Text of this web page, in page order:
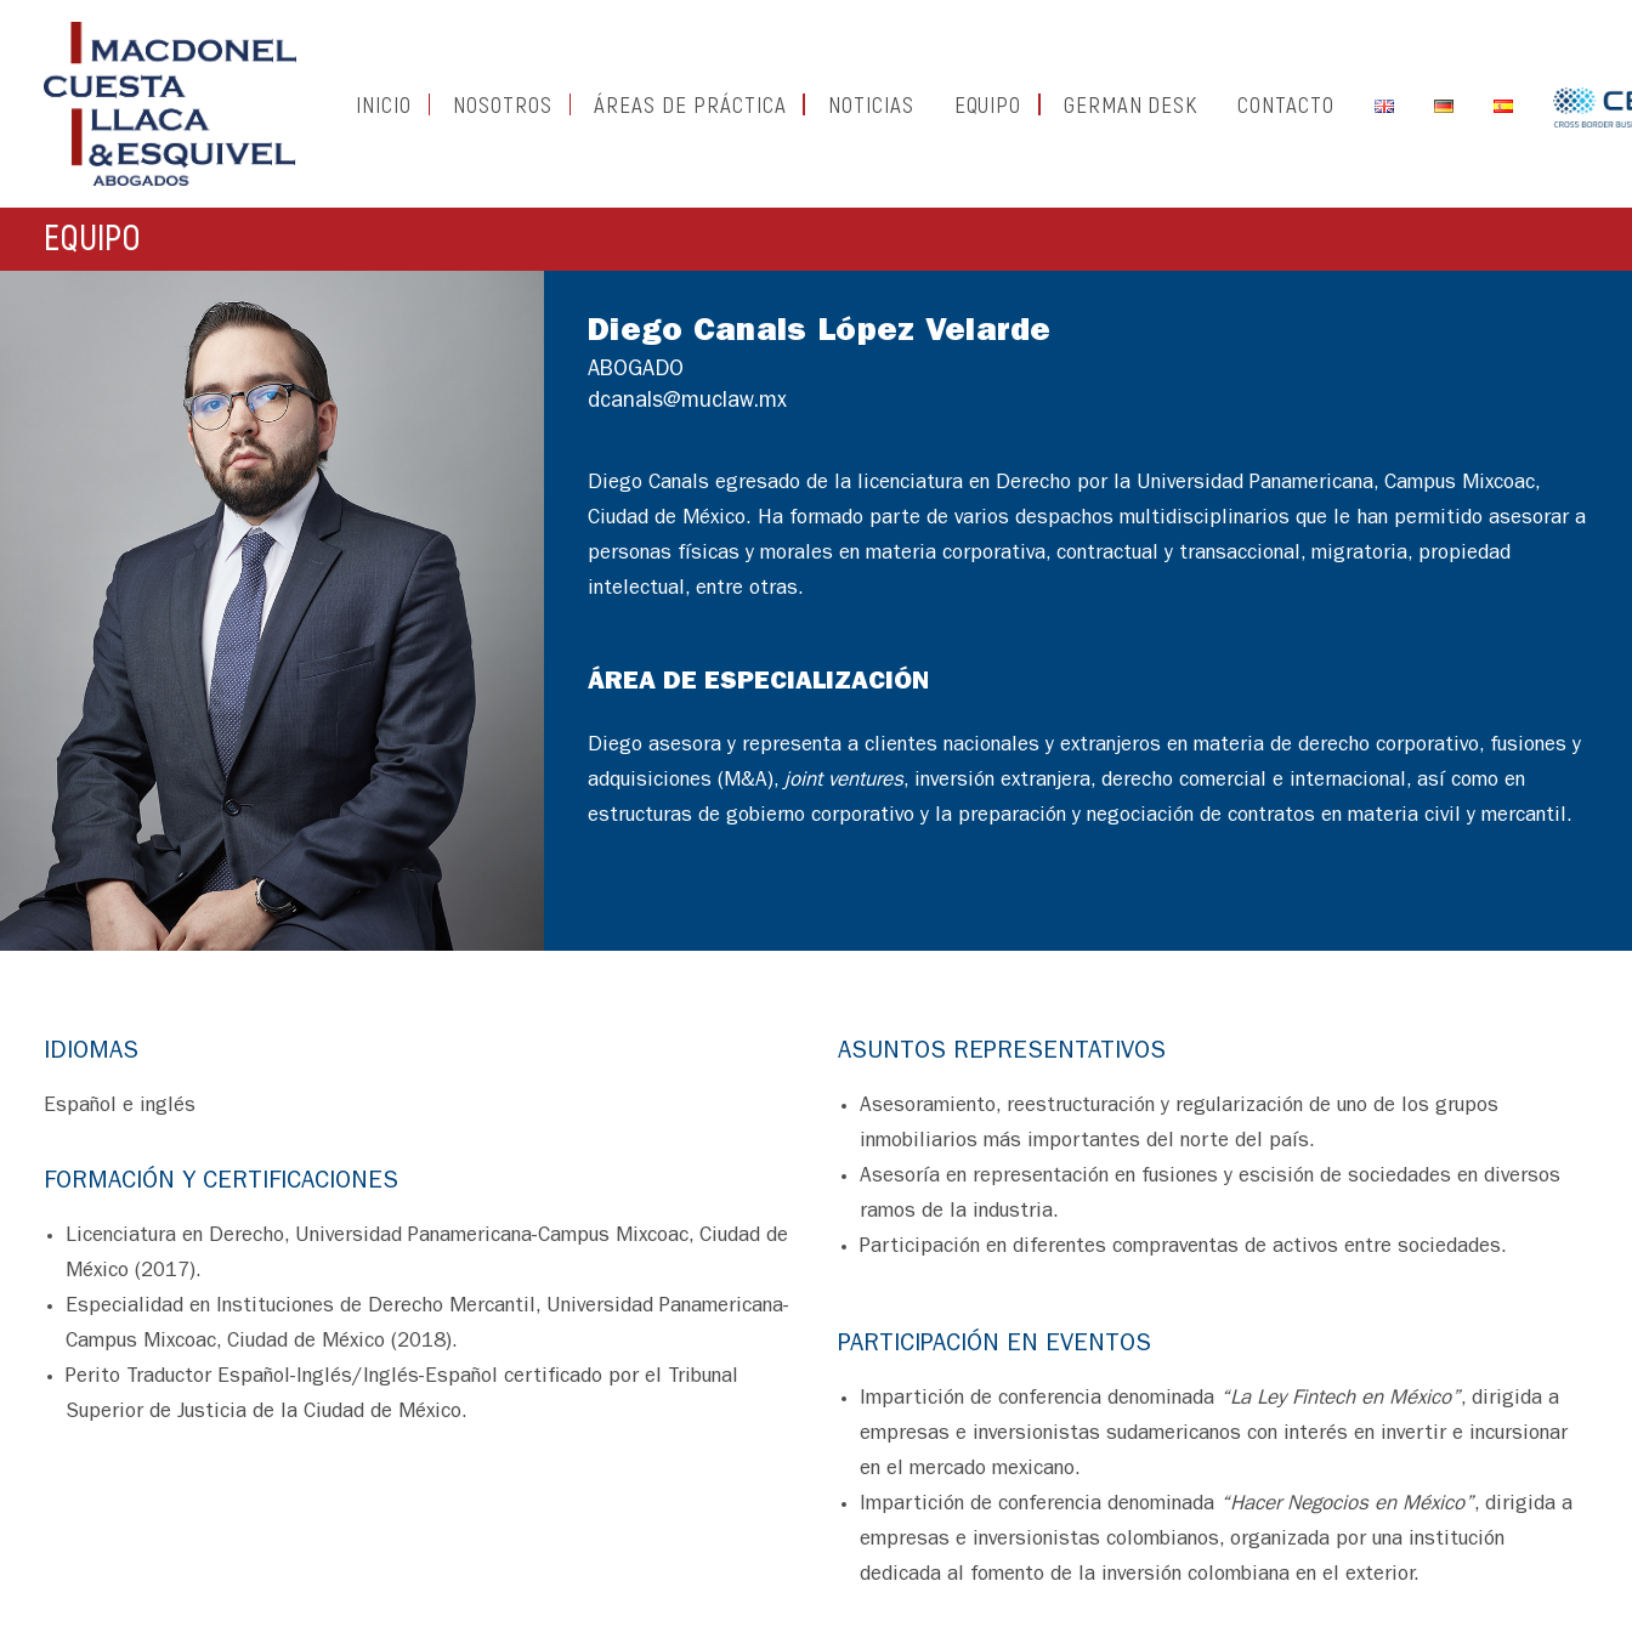
INICIO NOSOTROS ÁREAS DE PRÁCTICA NOTICIAS EQUIPO GERMAN DESK CONTACTO
EQUIPO
Diego Canals López Velarde
ABOGADO
dcanals@muclaw.mx
Diego Canals egresado de la licenciatura en Derecho por la Universidad Panamericana, Campus Mixcoac,
Ciudad de México. Ha formado parte de varios despachos multidisciplinarios que le han permitido asesorar a
personas físicas y morales en materia corporativa, contractual y transaccional, migratoria, propiedad
intelectual, entre otras.
ÁREA DE ESPECIALIZACIÓN
Diego asesora y representa a clientes nacionales y extranjeros en materia de derecho corporativo, fusiones y
adquisiciones (M&A), joint ventures, inversión extranjera, derecho comercial e internacional, así como en
estructuras de gobierno corporativo y la preparación y negociación de contratos en materia civil y mercantil.
IDIOMAS
Español e inglés
FORMACIÓN Y CERTIFICACIONES
Licenciatura en Derecho, Universidad Panamericana-Campus Mixcoac, Ciudad de
México (2017).
Especialidad en Instituciones de Derecho Mercantil, Universidad Panamericana-
Campus Mixcoac, Ciudad de México (2018).
Perito Traductor Español-Inglés/Inglés-Español certificado por el Tribunal
Superior de Justicia de la Ciudad de México.
ASUNTOS REPRESENTATIVOS
Asesoramiento, reestructuración y regularización de uno de los grupos
inmobiliarios más importantes del norte del país.
Asesoría en representación en fusiones y escisión de sociedades en diversos
ramos de la industria.
Participación en diferentes compraventas de activos entre sociedades.
PARTICIPACIÓN EN EVENTOS
Impartición de conferencia denominada “La Ley Fintech en México”, dirigida a
empresas e inversionistas sudamericanos con interés en invertir e incursionar
en el mercado mexicano.
Impartición de conferencia denominada “Hacer Negocios en México”, dirigida a
empresas e inversionistas colombianos, organizada por una institución
dedicada al fomento de la inversión colombiana en el exterior.